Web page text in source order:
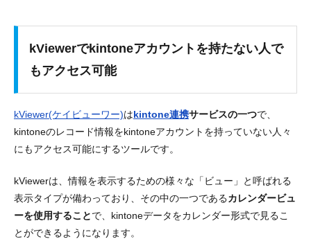
kViewerでkintoneアカウントを持たない人で
もアクセス可能
kViewer(ケイビューワー)はkintone連携サービスの一つで、
kintoneのレコード情報をkintoneアカウントを持っていない人々
にもアクセス可能にするツールです。
kViewerは、情報を表示するための様々な「ビュー」と呼ばれる
表示タイプが備わっており、その中の一つであるカレンダービュ
ーを使用することで、 kintoneデータをカレンダー形式で見るこ
とができるようになります。